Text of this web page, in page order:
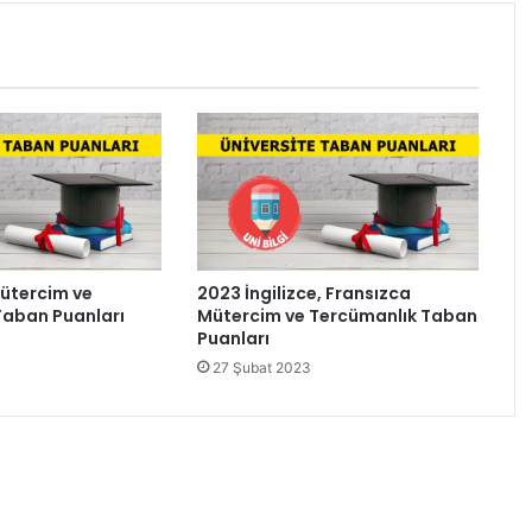
ve
Puanları
2023 İngilizce, Fransızca
Mütercim ve Tercümanlık Taban
Puanları
27 Şubat 2023